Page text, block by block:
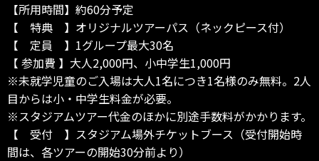
【所用時間】約60分予定
【 特典 】オリジナルツアーパス（ネックピース付）
【 定員 】1グループ最大30名
【 参加費 】大人2,000円、小中学生1,000円
※未就学児童のご入場は大人1名につき1名様のみ無料。2人
目からは小・中学生料金が必要。
※スタジアムツアー代金のほかに別途手数料がかかります。
【 受付 】スタジアム場外チケットブース（受付開始時
間は、各ツアーの開始30分前より）